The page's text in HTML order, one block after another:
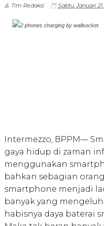
Tim Redaksi Sabtu, Januari 21,
2 phones charging by wallsocket
Intermezzo, BPPM—
gaya hidup di zaman
menggunakan
bahkan sebagian
smartphone menjadi
banyak yang
habisnya daya baterai